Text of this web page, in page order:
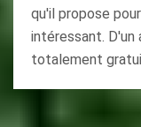
qu'il propose
intéressant.
totalement